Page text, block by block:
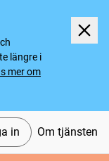
längre i
mer om
in Om tjänsten